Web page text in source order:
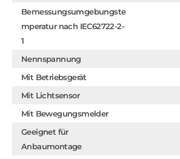
Bemessungsumgebungste
mperatur nach IEC62722-2-
1
Nennspannung
Mit Betriebsgerät
Mit Lichtsensor
Mit Bewegungsmelder
Geeignet für
Anbaumontage